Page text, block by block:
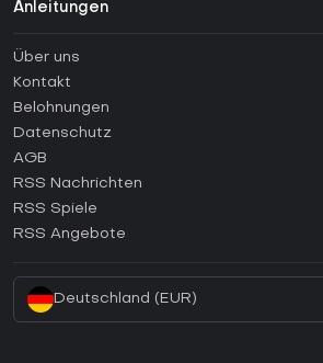
Anleitungen
Anleitungen
Wie aktiviert man einen Steam CD Key?
Wie aktiviert man einen Epic Games CD
Wie aktiviert man einen GOG CD Key?
Wie aktiviert man einen Ubisoft Connect
Über uns
Kontakt
Belohnungen
Datenschutz
AGB
RSS Nachrichten
RSS Spiele
RSS Angebote
Deutschland (EUR)